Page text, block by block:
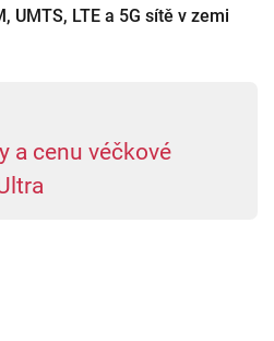
UMTS, LTE a 5G sítě v zemi
a cenu véčkové